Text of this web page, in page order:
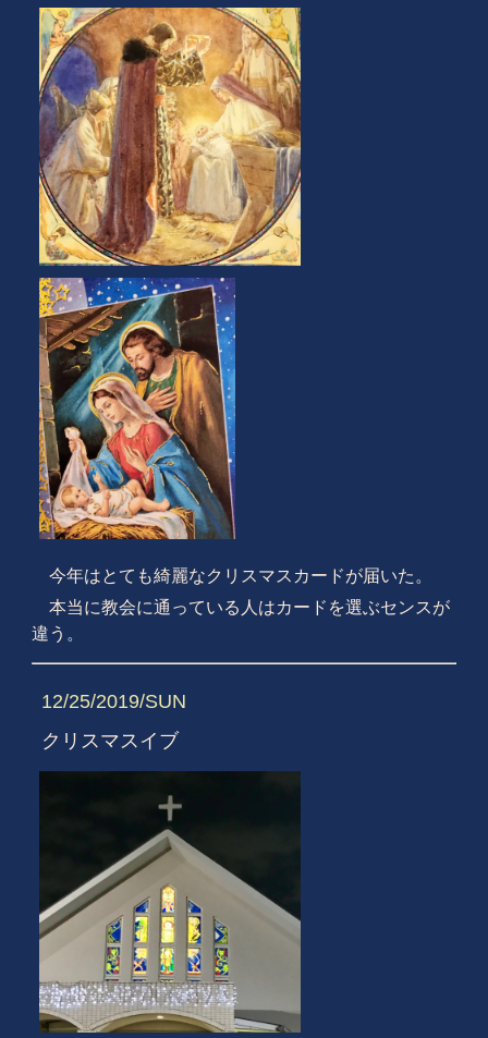
今年はとても綺麗なクリスマスカードが届いた。
本当に教会に通っている人はカードを選ぶセンスが
違う。
12/25/2019/SUN
クリスマスイブ